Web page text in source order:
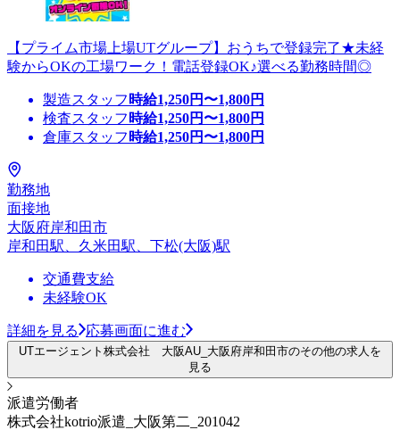
【プライム市場上場UTグループ】おうちで登録完了★未経
験からOKの工場ワーク！電話登録OK♪選べる勤務時間◎
製造スタッフ 時給1,250円〜1,800円
検査スタッフ 時給1,250円〜1,800円
倉庫スタッフ 時給1,250円〜1,800円
勤務地
面接地
大阪府岸和田市
岸和田駅、久米田駅、下松(大阪)駅
交通費支給
未経験OK
詳細を見る 応募画面に進む
UTエージェント株式会社 大阪AU_大阪府岸和田市のその他の求人を
見る
派遣労働者
株式会社kotrio派遣_大阪第二_201042